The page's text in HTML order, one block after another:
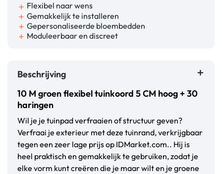
add Flexibel naar wens
add Gemakkelijk te installeren
add Gepersonaliseerde bloembedden
add Moduleerbaar en discreet
Beschrijving
10 M groen flexibel tuinkoord 5 CM hoog + 30
haringen
Wil je je tuinpad verfraaien of structuur geven?
Verfraai je exterieur met deze tuinrand, verkrijgbaar
tegen een zeer lage prijs op IDMarket.com.. Hij is
heel praktisch en gemakkelijk te gebruiken, zodat je
elke vorm kunt creëren die je maar wilt en je groene